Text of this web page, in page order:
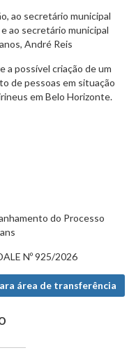
ao secretário municipal
ao secretário municipal
André Reis
a possível criação de um
de pessoas em situação
em Belo Horizonte.
do Processo
Nº 925/2026
área de transferência